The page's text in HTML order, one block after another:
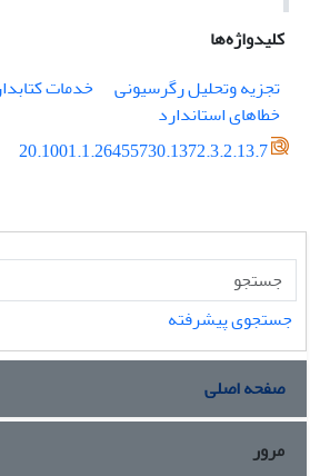
کلیدواژه‌ها
تجزیه وتحلیل رگرسیونی
خدمات
خطاهای استاندارد
20.1001.1.26455730.1372.3.2.13.7
جستجوی پیشرفته
صفحه اصلی
مرور